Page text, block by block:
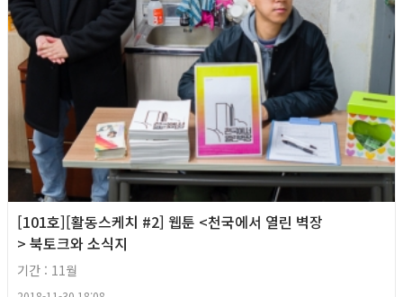
[101호][활동스케치 #2] 웹툰 <천국에서 열린 벽장
> 북토크와 소식지
기간 : 11월